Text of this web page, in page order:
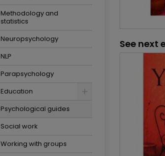
Methodology and
statistics
Neuropsychology
NLP
Parapsychology
Education
Psychological guides
Social work
Working with groups
See next